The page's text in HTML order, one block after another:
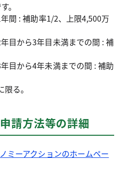
。
間 : 補助率1/2、上限4,500万
目から3年目未満までの間 : 補
目から4年未満までの間 : 補助
る。
請方法等の詳細
ミーアクションのホームペー